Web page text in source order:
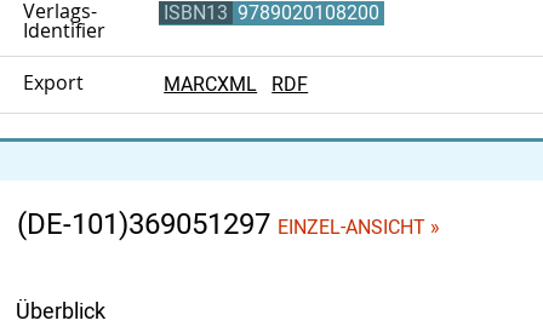
Verlags-
Identifier
ISBN13 9789020108200
Export MARCXML RDF
(DE-101)369051297 EINZEL-ANSICHT »
Überblick